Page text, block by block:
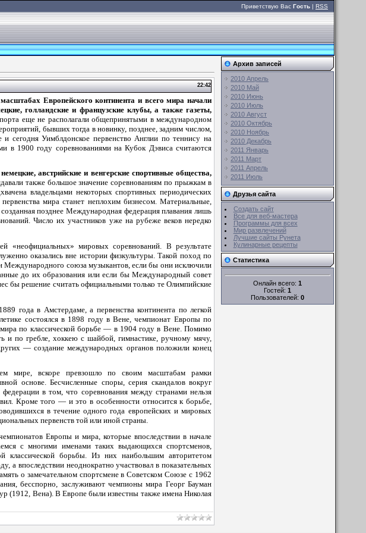
Приветствую Вас Гость | RSS
22:42
Европейского континента и всего мира начали
голландские и французские клубы, а также газеты,
еще не располагали общепринятыми в международном
бывших тогда в новинку, позднее, задним числом,
Уимблдонское первенство Англии по теннису на
в 1900 году соревнованиями на Кубок Дэвиса считаются
австрийские и венгерские спортивные общества,
также большое значение соревнованиям по прыжкам в
владельцами некоторых спортивных периодических
мира станет неплохим бизнесом. Материальные,
позднее Международная федерация плавания лишь
Число их участников уже на рубеже веков нередко
«неофициальных» мировых соревнований. В результате
оказались вне истории физкультуры. Такой поход по
Международного союза музыкантов, если бы они исключили
до их образования или если бы Международный совет
бы решение считать официальными только те Олимпийские
года в Амстердаме, а первенства континента по легкой
состоялся в 1898 году в Вене, чемпионат Европы по
по классической борьбе — в 1904 году в Вене. Помимо
и по гребле, хоккею с шайбой, гимнастике, ручному мячу,
— создание международных органов положили конец
мире, вскоре превзошло по своим масштабам рамки
основе. Бесчисленные споры, серия скандалов вокруг
в том, что соревнования между странами нельзя
Кроме того — и это в особенности относится к борьбе,
в течение одного года европейских и мировых
первенств той или иной страны.
Европы и мира, которые впоследствии в начале
с многими именами таких выдающихся спортсменов,
классической борьбы. Из них наибольшим авторитетом
впоследствии неоднократно участвовал в показательных
о замечательном спортсмене в Советском Союзе с 1962
бесспорно, заслуживают чемпионы мира Георг Бауман
(1912, Вена). В Европе были известны также имена Николая
Архив записей
2010 Апрель
2010 Май
2010 Июнь
2010 Июль
2010 Август
2010 Октябрь
2010 Ноябрь
2010 Декабрь
2011 Январь
2011 Март
2011 Апрель
2011 Июль
Друзья сайта
Создать сайт
Все для веб-мастера
Программы для всех
Мир развлечений
Лучшие сайты Рунета
Кулинарные рецепты
Статистика
Онлайн всего: 1
Гостей: 1
Пользователей: 0